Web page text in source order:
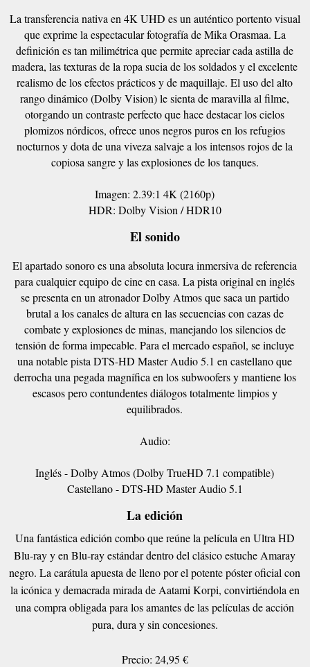
La transferencia nativa en 4K UHD es un auténtico portento visual
que exprime la espectacular fotografía de Mika Orasmaa. La
definición es tan milimétrica que permite apreciar cada astilla de
madera, las texturas de la ropa sucia de los soldados y el excelente
realismo de los efectos prácticos y de maquillaje. El uso del alto
rango dinámico (Dolby Vision) le sienta de maravilla al filme,
otorgando un contraste perfecto que hace destacar los cielos
plomizos nórdicos, ofrece unos negros puros en los refugios
nocturnos y dota de una viveza salvaje a los intensos rojos de la
copiosa sangre y las explosiones de los tanques.
Imagen: 2.39:1 4K (2160p)
HDR: Dolby Vision / HDR10
El sonido
El apartado sonoro es una absoluta locura inmersiva de referencia
para cualquier equipo de cine en casa. La pista original en inglés
se presenta en un atronador Dolby Atmos que saca un partido
brutal a los canales de altura en las secuencias con cazas de
combate y explosiones de minas, manejando los silencios de
tensión de forma impecable. Para el mercado español, se incluye
una notable pista DTS-HD Master Audio 5.1 en castellano que
derrocha una pegada magnífica en los subwoofers y mantiene los
escasos pero contundentes diálogos totalmente limpios y
equilibrados.
Audio:
Inglés - Dolby Atmos (Dolby TrueHD 7.1 compatible)
Castellano - DTS-HD Master Audio 5.1
La edición
Una fantástica edición combo que reúne la película en Ultra HD
Blu-ray y en Blu-ray estándar dentro del clásico estuche Amaray
negro. La carátula apuesta de lleno por el potente póster oficial con
la icónica y demacrada mirada de Aatami Korpi, convirtiéndola en
una compra obligada para los amantes de las películas de acción
pura, dura y sin concesiones.
Precio: 24,95 €